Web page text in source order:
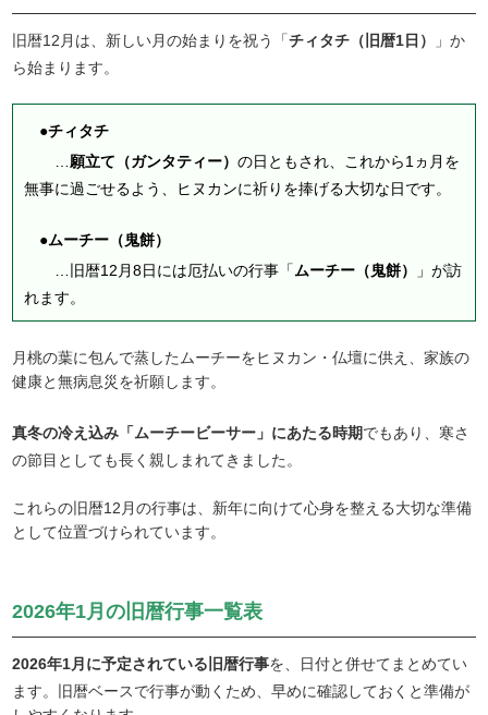
旧暦12月は、新しい月の始まりを祝う「チィタチ（旧暦1日）
」か
ら始まります。
●チィタチ
願立て（ガンタティー）の日ともされ、これから1ヵ月を
無事に過ごせるよう、ヒヌカンに祈りを捧げる大切な日です。
●ムーチー（鬼餅）
…旧暦12月8日には厄払いの行事「ムーチー（鬼餅）
」が訪
れます。
月桃の葉に包んで蒸したムーチーをヒヌカン・仏壇に供え、家族の
健康と無病息災を祈願します。
真冬の冷え込み「ムーチービーサー」にあたる時期でもあり、寒さ
の節目としても長く親しまれてきました。
これらの旧暦12月の行事は、新年に向けて心身を整える大切な準備
として位置づけられています。
2026年1月の旧暦行事一覧表
2026年1月に予定されている旧暦行事を、日付と併せてまとめてい
ます。旧暦ベースで行事が動くため、早めに確認しておくと準備が